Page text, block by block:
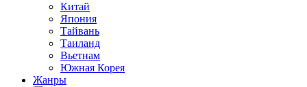
Китай
Япония
Тайвань
Таиланд
Вьетнам
Южная Корея
Жанры